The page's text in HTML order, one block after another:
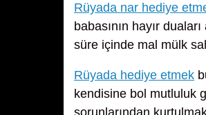
Rüyada nar hediye
babasının hayır
süre içinde mal mülk
Rüyada hediye etmek
kendisine bol mutluluk
sorunlarından